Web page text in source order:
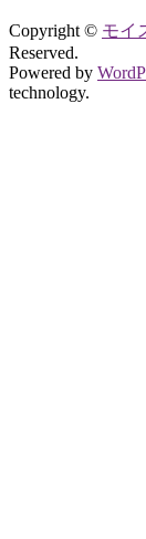
Copyright © モイ
Reserved.
Powered by
technology.